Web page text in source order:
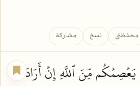
محفظتي نسخ مشاركة
يَعۡصِمُكُممِّنَٱللَّهِإِنۡأَرَادَ